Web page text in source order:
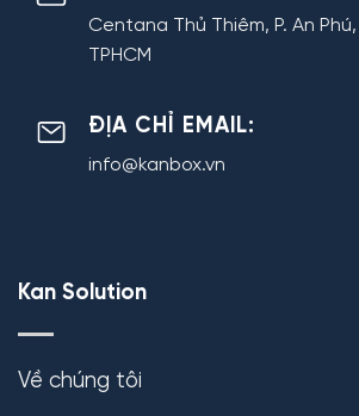
Centana Thủ Thiêm, P. An
TPHCM
ĐỊA CHỈ EMAIL:
info@kanbox.vn
Kan Solution
Về chúng tôi